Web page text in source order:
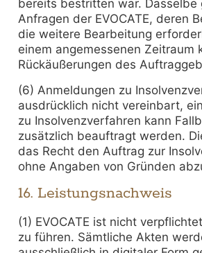
bereits bestritten war. Dasselbe
Anfragen der EVOCATE, deren
die weitere Bearbeitung
einem angemessenen Zeitraum
Rückäußerungen des
(6) Anmeldungen zu
ausdrücklich nicht vereinbart,
zu Insolvenzverfahren kann
zusätzlich beauftragt werden.
das Recht den Auftrag zur
ohne Angaben von Gründen
16. Leistungsnachweis
(1) EVOCATE ist nicht
zu führen. Sämtliche Akten